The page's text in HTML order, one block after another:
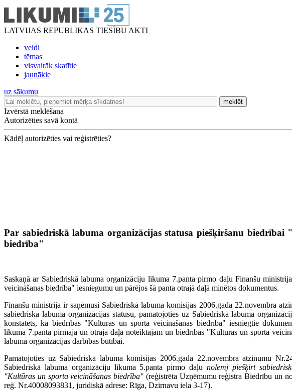
LATVIJAS REPUBLIKAS TIESĪBU AKTI
veidi
tēmas
visvairāk skatītie
jaunākie
uz sākumu
meklēt
Izvērstā meklēšana
Autorizēties savā kontā
Kādēļ autorizēties vai reģistrēties?
Par sabiedriskā labuma organizācijas statusa piešķiršanu biedrībai
biedrība"
Saskaņā ar Sabiedriskā labuma organizāciju likuma 7.panta pirmo daļu Finanšu
veicināšanas biedrība" iesniegumu un pārējos šā panta otrajā daļā minētos dokumentus.
Finanšu ministrija ir saņēmusi Sabiedriskā labuma komisijas 2006.gada 22.novembra
sabiedriskā labuma organizācijas statusu, pamatojoties uz Sabiedriskā labuma
konstatēts, ka biedrības "Kultūras un sporta veicināšanas biedrība" iesniegtie
likuma 7.panta pirmajā un otrajā daļā noteiktajam un biedrības "Kultūras un sporta
labuma organizācijas darbības būtībai.
Pamatojoties uz Sabiedriskā labuma komisijas 2006.gada 22.novembra atzinumu
Sabiedriskā labuma organizāciju likuma 5.panta pirmo daļu nolemj piešķirt
"Kultūras un sporta veicināšanas biedrība" (reģistrēta Uzņēmumu reģistra Biedrību un
reģ. Nr.40008093831, juridiskā adrese: Rīga, Dzirnavu iela 3-17).